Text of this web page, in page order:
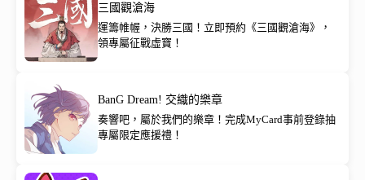
三國觀滄海
運籌帷幄，決勝三國！立即預約《三國觀滄海》，
領專屬征戰虛寶！
BanG Dream! 交織的樂章
奏響吧，屬於我們的樂章！完成MyCard事前登錄抽
專屬限定應援禮！